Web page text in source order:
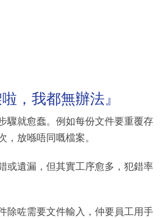
，我都無辦法』
驟就愈蠢。例如每份文件要重覆存
，放喺唔同嘅檔案。
或遺漏，但其實工序愈多，犯錯率
除咗需要文件輸入，仲要員工用手